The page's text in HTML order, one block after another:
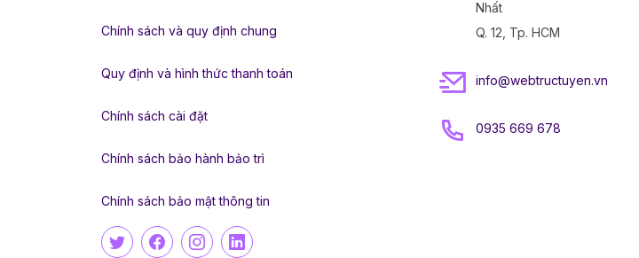
Chính sách và quy định chung
Quy định và hình thức thanh toán
Chính sách cài đặt
Chính sách bảo hành bảo trì
Chính sách bảo mật thông tin
Nhất
Q. 12, Tp. HCM
info@webtructuyen.vn
0935 669 678